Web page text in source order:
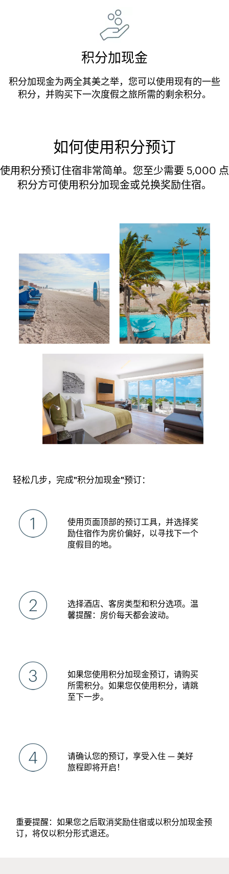
积分加现金
积分加现金为两全其美之举，您可以使用现有的一些
积分，并购买下一次度假之旅所需的剩余积分。
如何使用积分预订
使用积分预订住宿非常简单。您至少需要 5,000 点
积分方可使用积分加现金或兑换奖励住宿。
轻松几步，完成"积分加现金"预订：
使用页面顶部的预订工具，并选择奖
励住宿作为房价偏好，以寻找下一个
度假目的地。
选择酒店、客房类型和积分选项。温
馨提醒：房价每天都会波动。
如果您使用积分加现金预订，请购买
所需积分。如果您仅使用积分，请跳
至下一步。
请确认您的预订，享受入住 — 美好
旅程即将开启！
重要提醒：如果您之后取消奖励住宿或以积分加现金预
订，将仅以积分形式退还。